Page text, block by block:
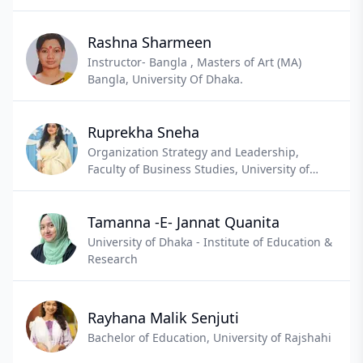
Ispahani Mirzapur.
Rashna Sharmeen
Instructor- Bangla , Masters of Art (MA)
Bangla, University Of Dhaka.
Ruprekha Sneha
Organization Strategy and Leadership,
Faculty of Business Studies, University of
Tamanna -E- Jannat Quanita
University of Dhaka - Institute of Education &
Research
Rayhana Malik Senjuti
Bachelor of Education, University of Rajshahi